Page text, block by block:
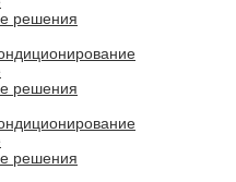
решения
решения
решения